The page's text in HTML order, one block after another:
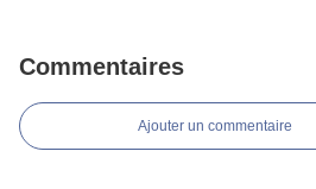
Commentaires
Ajouter un commentaire